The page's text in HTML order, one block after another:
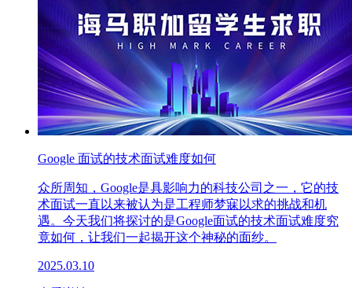
Google 面试的技术面试难度如何
众所周知，Google是具影响力的科技公司之一，它的技
术面试一直以来被认为是工程师梦寐以求的挑战和机
遇。今天我们将探讨的是Google面试的技术面试难度究
竟如何，让我们一起揭开这个神秘的面纱。
2025.03.10